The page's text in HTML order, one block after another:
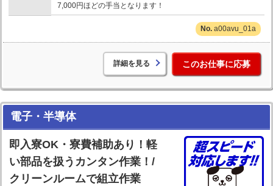
7,000円ほどの手当となります！
a00avu_01a
詳細を見る このお仕事に応募
電子・半導体
即入寮OK・寮費補助あり！軽
い部品を扱うカンタン作業！/
クリーンルームで組立作業